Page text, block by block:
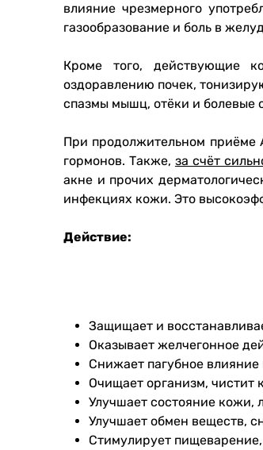
влияние чрезмерного
газообразование и боль в
Кроме того, действующие
оздоравлению почек,
спазмы мышц, отёки и болевые
При продолжительном приёме
гормонов. Также, за счёт
акне и прочих
инфекциях кожи. Это
Действие:
Защищает и
Оказывает желчегонное
Снижает пагубное
Очищает организм, чистит
Улучшает состояние кожи,
Улучшает обмен веществ,
Стимулирует